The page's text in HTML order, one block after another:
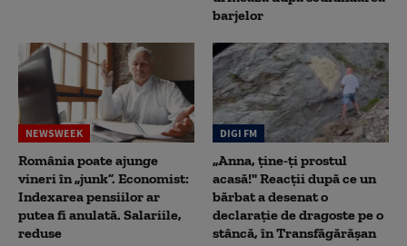
barjelor
NEWSWEEK
România poate ajunge
vineri în „junk”. Economist:
Indexarea pensiilor ar
putea fi anulată. Salariile,
reduse
DIGI FM
„Anna, ţine-ţi prostul
acasă!" Reacţii după ce un
bărbat a desenat o
declaraţie de dragoste pe o
stâncă, în Transfăgărăşan